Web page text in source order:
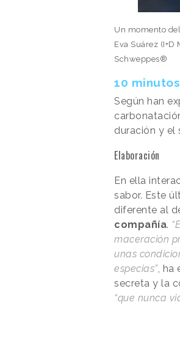
Un momento
Eva Suárez
Schweppes®
10
Según han
duración y el
Elaboración
En ella
sabor. Este
diferente al
compañía.
maceración
unas
especias”, ha
secreta y la
“que nunca